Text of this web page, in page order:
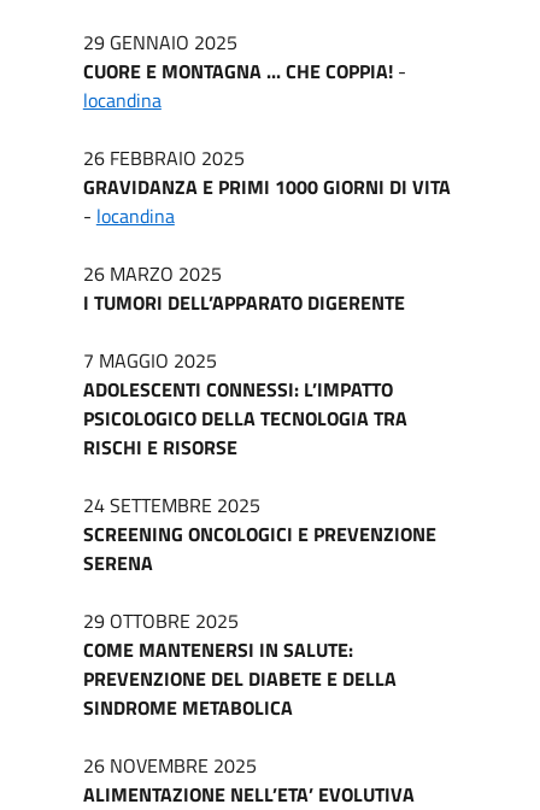
29 GENNAIO 2025
CUORE E MONTAGNA ... CHE COPPIA! -
locandina
26 FEBBRAIO 2025
GRAVIDANZA E PRIMI 1000 GIORNI DI VITA
- locandina
26 MARZO 2025
I TUMORI DELL’APPARATO DIGERENTE
7 MAGGIO 2025
ADOLESCENTI CONNESSI: L’IMPATTO
PSICOLOGICO DELLA TECNOLOGIA TRA
RISCHI E RISORSE
24 SETTEMBRE 2025
SCREENING ONCOLOGICI E PREVENZIONE
SERENA
29 OTTOBRE 2025
COME MANTENERSI IN SALUTE:
PREVENZIONE DEL DIABETE E DELLA
SINDROME METABOLICA
26 NOVEMBRE 2025
ALIMENTAZIONE NELL’ETA’ EVOLUTIVA